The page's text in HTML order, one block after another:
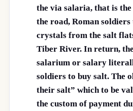
the via salaria, that is the
the road, Roman
crystals from the salt
Tiber River. In return,
salarium or salary
soldiers to buy salt. The
their salt” which to be
the custom of payment